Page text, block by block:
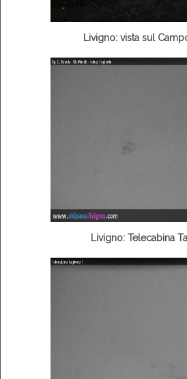
Livigno: vista sul
Livigno: Telecabina